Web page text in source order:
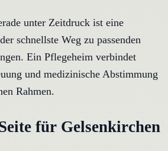
unter Zeitdruck ist eine
schnellste Weg zu passenden
Ein Pflegeheim verbindet
und medizinische Abstimmung
Rahmen.
für Gelsenkirchen